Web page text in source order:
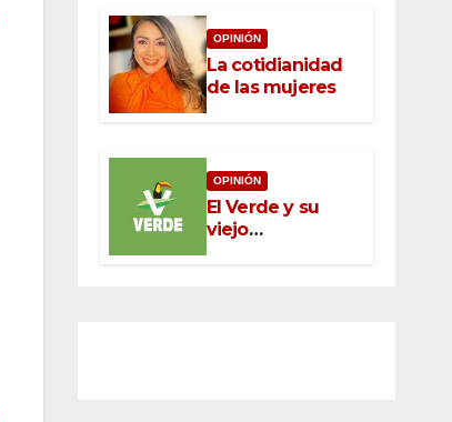
México
OPINIÓN
La cotidianidad
de las mujeres
OPINIÓN
El Verde y su
viejo
oportunismo